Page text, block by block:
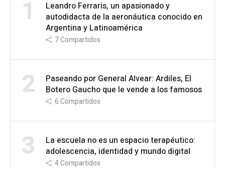
1
Leandro Ferraris, un apasionado y
autodidacta de la aeronáutica conocido en
Argentina y Latinoamérica
7Compartidos
2
Paseando por General Alvear: Ardiles, El
Botero Gaucho que le vende a los famosos
6Compartidos
3
La escuela no es un espacio terapéutico:
adolescencia, identidad y mundo digital
4Compartidos